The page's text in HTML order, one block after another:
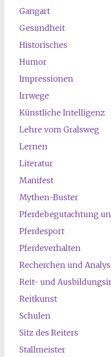
Gangart
Gesundheit
Historisches
Humor
Impressionen
Irrwege
Künstliche Intelligenz
Lehre vom Gralsweg
Lernen
Literatur
Manifest
Mythen-Buster
Pferdebegutachtung
Pferdesport
Pferdeverhalten
Recherchen und
Reit- und
Reitkunst
Schulen
Sitz des Reiters
Stallmeister